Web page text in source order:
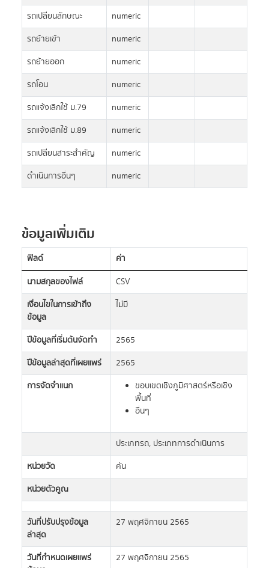
รถเปลี่ยนลักษณะ
numeric
รถย้ายเข้า
numeric
รถย้ายออก
numeric
รถโอน
numeric
รถแจ้งเลิกใช้ ม.79
numeric
รถแจ้งเลิกใช้ ม.89
numeric
รถเปลี่ยนสาระสำคัญ
numeric
ดำเนินการอื่นๆ
numeric
ข้อมูลเพิ่มเติม
ฟิลด์
ค่า
นามสกุลของไฟล์
CSV
เงื่อนไขในการเข้าถึง
ข้อมูล
ไม่มี
ปีข้อมูลที่เริ่มต้นจัดทำ
2565
ปีข้อมูลล่าสุดที่เผยแพร่
2565
การจัดจำแนก
ขอบเขตเชิงภูมิศาสตร์หรือเชิง
พื้นที่
อื่นๆ
ประเภทรถ, ประเภทการดำเนินการ
หน่วยวัด
คัน
หน่วยตัวคูณ
วันที่ปรับปรุงข้อมูล
ล่าสุด
27 พฤศจิกายน 2565
วันที่กำหนดเผยแพร่
27 พฤศจิกายน 2565